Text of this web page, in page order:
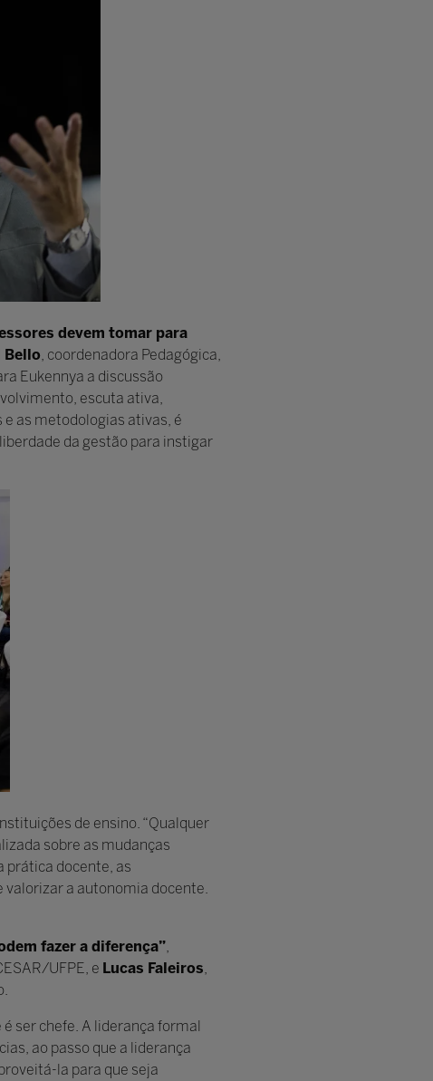
devem tomar para
Bello, coordenadora Pedagógica,
Eukennya a discussão
escuta ativa,
as metodologias ativas, é
da gestão para instigar
de ensino. “Qualquer
sobre as mudanças
prática docente, as
a autonomia docente.
fazer a diferença”,
UFPE, e Lucas Faleiros
ser chefe. A liderança formal
ao passo que a liderança
la para que seja